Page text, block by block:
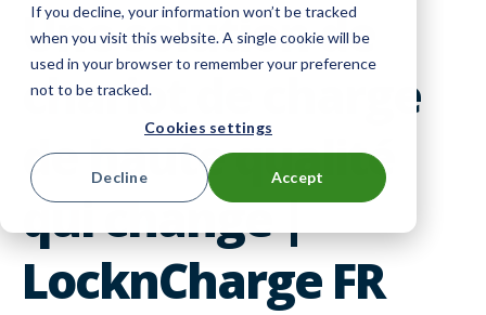
If you decline, your information won’t be tracked
when you visit this website. A single cookie will be
used in your browser to remember your preference
not to be tracked.
Cookies settings
Accept
Decline
Une solution de
chariot de charge
de haute qualité
qui change |
LocknCharge FR